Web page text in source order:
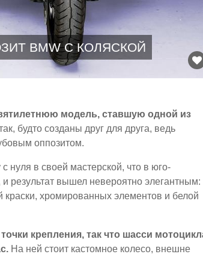
BMW С КОЛЯСКОЙ
модель, ставшую одной из
будто созданы друг для друга, ведь
оппозитом.
нуля в своей мастерской, что в юго-
результат вышел невероятно элегантным:
краски, хромированных элементов и белой
крепления, так что шасси
На ней стоит кастомное колесо, внешне